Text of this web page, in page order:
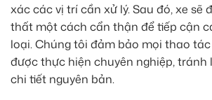
xác các vị trí cần xử lý. Sau đó, xe sẽ
thất một cách cẩn thận để tiếp cận
loại. Chúng tôi đảm bảo mọi thao
được thực hiện chuyên nghiệp, tránh
chi tiết nguyên bản.